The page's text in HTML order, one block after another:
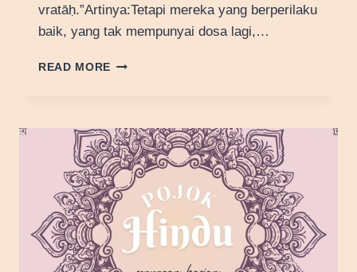
vratāḥ.”Artinya:Tetapi mereka yang berperilaku
baik, yang tak mempunyai dosa lagi,…
READ MORE FILOSOFI